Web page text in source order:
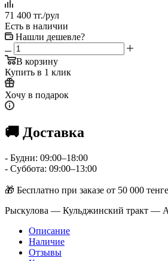
71 400 тг./рул
Есть в наличии
Нашли дешевле?
В корзину
Купить в 1 клик
Хочу в подарок
🚚 Доставка
- Будни: 09:00–18:00
- Суббота: 09:00–13:00
🎁 Бесплатно при заказе от 50 000
Рыскулова — Кульджинский тракт —
Описание
Наличие
Отзывы